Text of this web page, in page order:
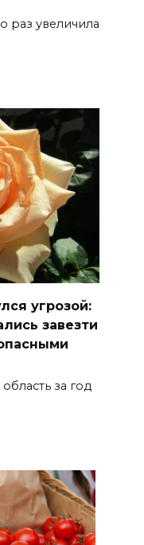
раз увеличила
угрозой:
завезти
за год